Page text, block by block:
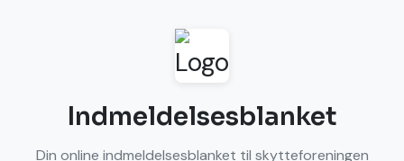
Indmeldelsesblanket
Din online indmeldelsesblanket til skytteforeningen